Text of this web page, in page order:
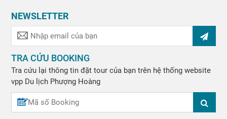
NEWSLETTER
TRA CỨU BOOKING
Tra cứu lại thông tin đặt tour của bạn trên hệ thống website
vpp Du lịch Phượng Hoàng